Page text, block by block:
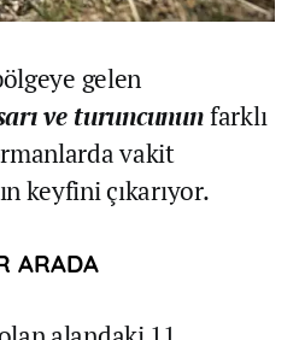
gelen
ve turuncununfarklı
vakit
keyfini çıkarıyor.
ARADA